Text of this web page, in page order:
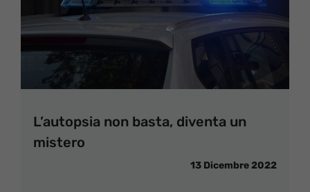
L’autopsia non basta, diventa un
mistero
13 Dicembre 2022